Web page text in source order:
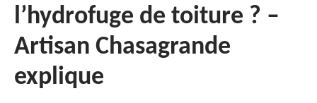
l’hydrofuge de toiture ? –
Artisan Chasagrande
explique